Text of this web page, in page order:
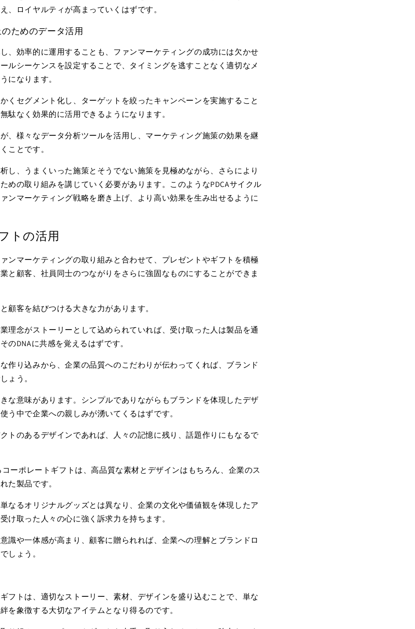
、ロイヤルティが高まっていくはずです。
ためのデータ活用
、効率的に運用することも、ファンマーケティングの成功には欠かせ
ルシーケンスを設定することで、タイミングを逃すことなく適切なメ
になります。
くセグメント化し、ターゲットを絞ったキャンペーンを実施すること
駄なく効果的に活用できるようになります。
、様々なデータ分析ツールを活用し、マーケティング施策の効果を継
ことです。
し、うまくいった施策とそうでない施策を見極めながら、さらにより
めの取り組みを講じていく必要があります。このようなPDCAサイクル
ンマーケティング戦略を磨き上げ、より高い効果を生み出せるように
トの活用
ンマーケティングの取り組みと合わせて、 プレゼントやギフト を積極
と顧客、社員同士のつながりをさらに強固なものにすることができま
顧客を結びつける大きな力があります。
理念がストーリーとして込められていれば、受け取った人は製品を通
のDNAに共感を覚えるはずです。
作り込みから、企業の品質へのこだわりが伝わってくれば、ブランド
ょう。
な意味があります。シンプルでありながらもブランドを体現したデザ
う中で企業への親しみが湧いてくるはずです。
トのあるデザインであれば、人々の記憶に残り、話題作りにもなるで
ーポレートギフトは、高品質な素材とデザインはもちろん、企業のス
た製品です。
なるオリジナルグッズとは異なり、企業の文化や価値観を体現したア
け取った人々の心に強く訴求力を持ちます。
識や一体感が高まり、顧客に贈られれば、企業への理解とブランドロ
しょう。
フトは、適切なストーリー、素材、デザインを盛り込むことで、単な
を象徴する大切なアイテムとなり得るのです。